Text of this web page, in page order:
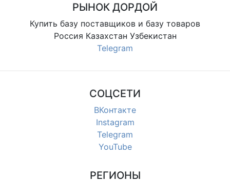
РЫНОК ДОРДОЙ
Купить базу поставщиков и базу товаров
Россия Казахстан Узбекистан
Telegram
СОЦСЕТИ
ВКонтакте
Instagram
Telegram
YouTube
РЕГИОНЫ